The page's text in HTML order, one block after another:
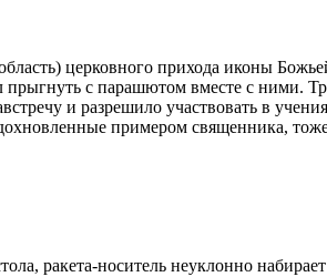
церковного прихода иконы
с парашютом вместе с ними.
и разрешило участвовать в
примером священника,
ракета-носитель неуклонно набирает